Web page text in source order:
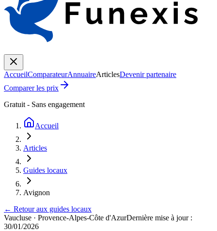
AccueilComparateurAnnuaireArticlesDevenir partenaire
Comparer les prix
Gratuit - Sans engagement
Accueil
Articles
Guides locaux
Avignon
← Retour aux guides locaux
Vaucluse · Provence-Alpes-Côte d'AzurDernière mise à jour :
30/01/2026